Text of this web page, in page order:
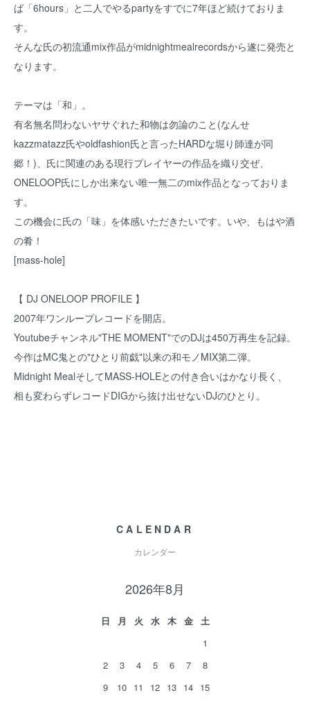
ば「6hours」と二人でやるpartyをすでに7年ほど続けておりま
す。
そんな氏の初流通mix作品がmidnightmealrecordsから遂に発売と
なります。
テーマは「和」。
有名無名問わないヤサぐれた和物は勿論のこと(なんせ
kazzmatazz氏やoldfashion氏と言ったHARDな堀り師達が同
郷！)、氏に関連のある現行プレイヤーの作品を織り交ぜ、
ONELOOP氏にしか出来ない唯一無二のmix作品となっておりま
す。
この機会に氏の「味」を体感いただきたいです。いや、もはや酒
の肴！
[mass-hole]
【 DJ ONELOOP PROFILE 】
2007年ワンループレコードを開店。
Youtubeチャンネル"THE MOMENT"でのDJは450万再生を記録。
今作はMC鬼との"ひとり前戯"以来の和モノMIX第二弾。
Midnight MealそしてMASS-HOLEとの付き合いはかなり長く、
相も変わらずレコードDIGから抜け出せないDJのひとり。
CALENDAR
カレンダー
2026年8月
日 月 火 水 木 金
土
1
2
3 4 5 6 7
8
9
10 11 12 13 14 15